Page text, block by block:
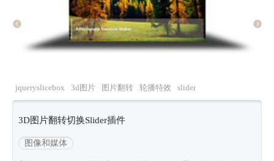
jqueryslicebox 3d图片 图片翻转 轮播特效
slider
动画
3D图片翻转切换Slider插件
图像和媒体